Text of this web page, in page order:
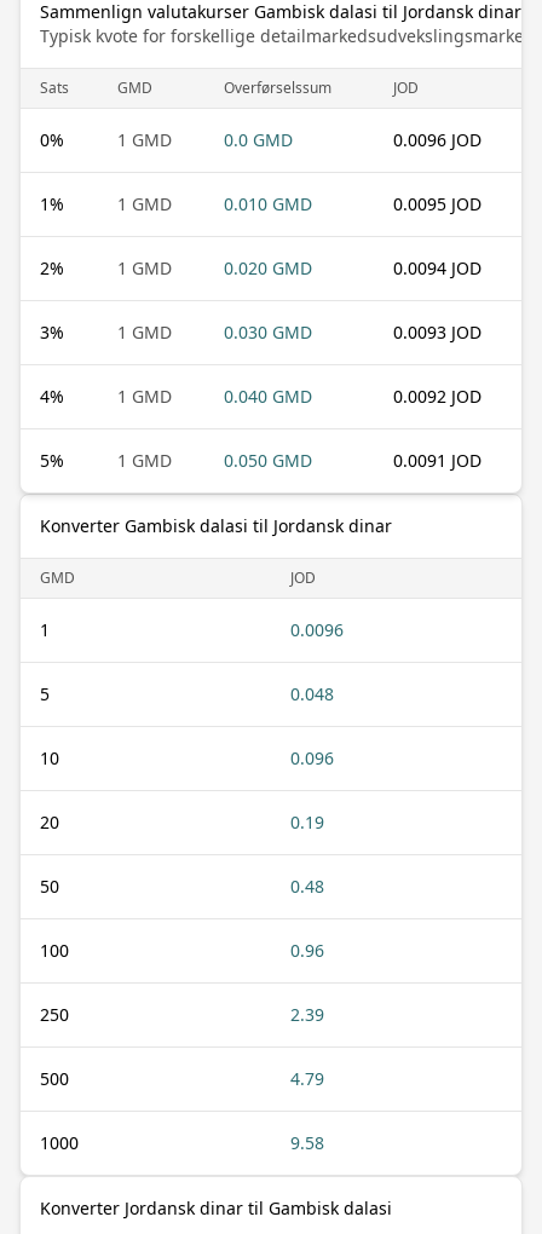
Sammenlign valutakurser Gambisk dalasi til Jordansk dinar
Typisk kvote for forskellige
Sats GMD Overførselssum JOD
0% 1 GMD 0.0 GMD 0.0096 JOD
1% 1 GMD 0.010 GMD 0.0095 JOD
2% 1 GMD 0.020 GMD 0.0094 JOD
3% 1 GMD 0.030 GMD 0.0093 JOD
4% 1 GMD 0.040 GMD 0.0092 JOD
5% 1 GMD 0.050 GMD 0.0091 JOD
Konverter Gambisk dalasi til Jordansk dinar
GMD JOD
1 0.0096
5 0.048
10 0.096
20 0.19
50 0.48
100 0.96
250 2.39
500 4.79
1000 9.58
Konverter Jordansk dinar til Gambisk dalasi